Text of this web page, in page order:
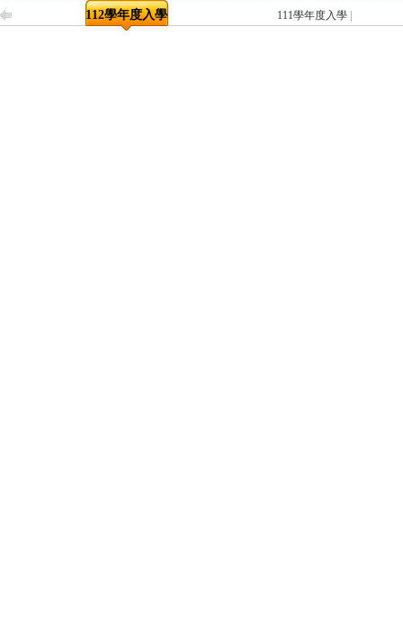
112學年度入學 111學年度入學|